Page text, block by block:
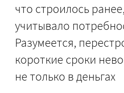
что строилось
учитывало
Разумеется,
короткие сроки
не только в деньгах